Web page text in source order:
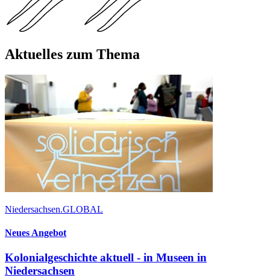
Aktuelles zum Thema
Niedersachsen.GLOBAL
Neues Angebot
Kolonialgeschichte aktuell - in Museen in
Niedersachsen